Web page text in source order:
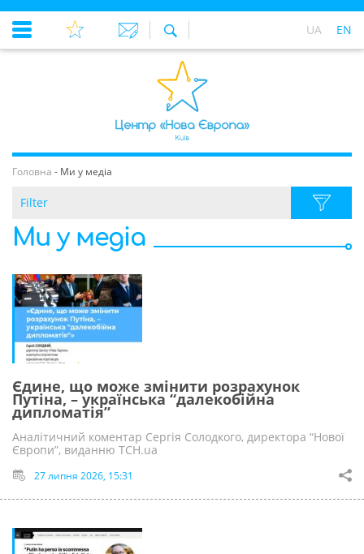
UA EN
Головна - Ми у медіа
Filter
Ми у медіа
Єдине, що може змінити розрахунок
Путіна, – українська “далекобійна
дипломатія”
Аналітичний коментар Сергія Солодкого, директора “Нової
Європи”, виданню ТСН.ua
27 липня 2026, 15:31